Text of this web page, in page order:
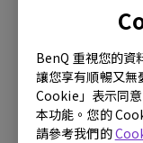
BenQ 重視您的資
讓您享有順暢又無
Cookie」表示同
本功能。您的
請參考我們的
音怎麼辦? | 顯示
什麼是
如何從BenQ